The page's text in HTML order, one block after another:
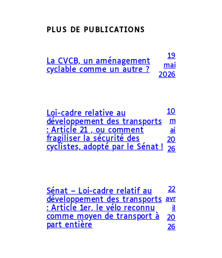
PLUS DE PUBLICATIONS
La CVCB, un aménagement
cyclable comme un autre ?
19
mai
2026
Loi-cadre relative au
développement des transports
: Article 21 , ou comment
fragiliser la sécurité des
cyclistes, adopté par le Sénat !
10
m
ai
20
26
Sénat – Loi-cadre relatif au
développement des transports
: Article 1er, le vélo reconnu
comme moyen de transport à
part entière
22
avr
il
20
26